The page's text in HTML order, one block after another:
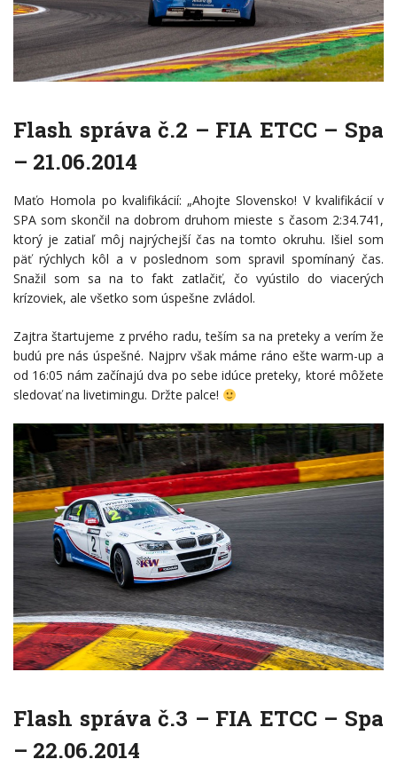
Flash správa č.2 – FIA ETCC – Spa
– 21.06.2014
Maťo Homola po kvalifikácií: „Ahojte Slovensko! V kvalifikácií v
SPA som skončil na dobrom druhom mieste s časom 2:34.741,
ktorý je zatiaľ môj najrýchejší čas na tomto okruhu. Išiel som
päť rýchlych kôl a v poslednom som spravil spomínaný čas.
Snažil som sa na to fakt zatlačiť, čo vyústilo do viacerých
krízoviek, ale všetko som úspešne zvládol.
Zajtra štartujeme z prvého radu, teším sa na preteky a verím že
budú pre nás úspešné. Najprv však máme ráno ešte warm-up a
od 16:05 nám začínajú dva po sebe idúce preteky, ktoré môžete
sledovať na livetimingu. Držte palce!
Flash správa č.3 – FIA ETCC – Spa
– 22.06.2014